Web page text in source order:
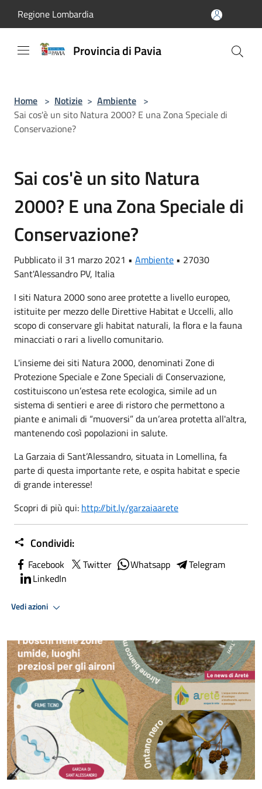
Regione Lombardia
Provincia di Pavia
Home > Notizie > Ambiente >
Sai cos'è un sito Natura 2000? E una Zona Speciale di
Conservazione?
Sai cos'è un sito Natura
2000? E una Zona Speciale di
Conservazione?
Pubblicato il 31 marzo 2021 • Ambiente • 27030
Sant'Alessandro PV, Italia
I siti Natura 2000 sono aree protette a livello europeo,
istituite per mezzo delle Direttive Habitat e Uccelli, allo
scopo di conservare gli habitat naturali, la flora e la fauna
minacciati o rari a livello comunitario.
L'insieme dei siti Natura 2000, denominati Zone di
Protezione Speciale e Zone Speciali di Conservazione,
costituiscono un’estesa rete ecologica, simile ad un
sistema di sentieri e aree di ristoro che permettono a
piante e animali di “muoversi” da un’area protetta all'altra,
mantenendo così popolazioni in salute.
La Garzaia di Sant’Alessandro, situata in Lomellina, fa
parte di questa importante rete, e ospita habitat e specie
di grande interesse!
Scopri di più qui: http://bit.ly/garzaiaarete
Condividi:
Facebook Twitter Whatsapp
Telegram
LinkedIn
Vedi azioni